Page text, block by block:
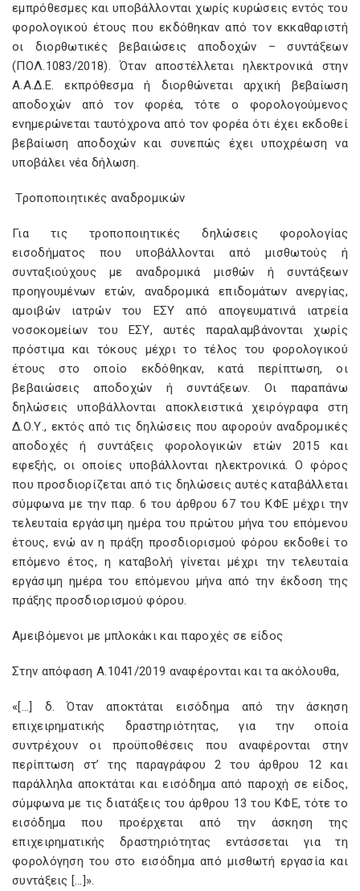
εμπρόθεσμες και υποβάλλονται χωρίς κυρώσεις εντός του
φορολογικού έτους που εκδόθηκαν από τον εκκαθαριστή
οι διορθωτικές βεβαιώσεις αποδοχών – συντάξεων
(ΠΟΛ.1083/2018). Όταν αποστέλλεται ηλεκτρονικά στην
Α.Α.Δ.Ε. εκπρόθεσμα ή διορθώνεται αρχική βεβαίωση
αποδοχών από τον φορέα, τότε ο φορολογούμενος
ενημερώνεται ταυτόχρονα από τον φορέα ότι έχει εκδοθεί
βεβαίωση αποδοχών και συνεπώς έχει υποχρέωση να
υποβάλει νέα δήλωση.
Τροποποιητικές αναδρομικών
Για τις τροποποιητικές δηλώσεις φορολογίας
εισοδήματος που υποβάλλονται από μισθωτούς ή
συνταξιούχους με αναδρομικά μισθών ή συντάξεων
προηγουμένων ετών, αναδρομικά επιδομάτων ανεργίας,
αμοιβών ιατρών του ΕΣΥ από απογευματινά ιατρεία
νοσοκομείων του ΕΣΥ, αυτές παραλαμβάνονται χωρίς
πρόστιμα και τόκους μέχρι το τέλος του φορολογικού
έτους στο οποίο εκδόθηκαν, κατά περίπτωση, οι
βεβαιώσεις αποδοχών ή συντάξεων. Οι παραπάνω
δηλώσεις υποβάλλονται αποκλειστικά χειρόγραφα στη
Δ.Ο.Υ., εκτός από τις δηλώσεις που αφορούν αναδρομικές
αποδοχές ή συντάξεις φορολογικών ετών 2015 και
εφεξής, οι οποίες υποβάλλονται ηλεκτρονικά. Ο φόρος
που προσδιορίζεται από τις δηλώσεις αυτές καταβάλλεται
σύμφωνα με την παρ. 6 του άρθρου 67 του ΚΦΕ μέχρι την
τελευταία εργάσιμη ημέρα του πρώτου μήνα του επόμενου
έτους, ενώ αν η πράξη προσδιορισμού φόρου εκδοθεί το
επόμενο έτος, η καταβολή γίνεται μέχρι την τελευταία
εργάσιμη ημέρα του επόμενου μήνα από την έκδοση της
πράξης προσδιορισμού φόρου.
Αμειβόμενοι με μπλοκάκι και παροχές σε είδος
Στην απόφαση Α.1041/2019 αναφέρονται και τα ακόλουθα,
«[…] δ. Όταν αποκτάται εισόδημα από την άσκηση
επιχειρηματικής δραστηριότητας, για την οποία
συντρέχουν οι προϋποθέσεις που αναφέρονται στην
περίπτωση στ’ της παραγράφου 2 του άρθρου 12 και
παράλληλα αποκτάται και εισόδημα από παροχή σε είδος,
σύμφωνα με τις διατάξεις του άρθρου 13 του ΚΦΕ, τότε το
εισόδημα που προέρχεται από την άσκηση της
επιχειρηματικής δραστηριότητας εντάσσεται για τη
φορολόγηση του στο εισόδημα από μισθωτή εργασία και
συντάξεις […]».